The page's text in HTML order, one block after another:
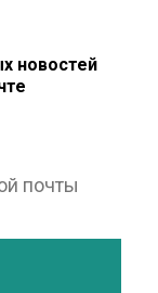
новостей